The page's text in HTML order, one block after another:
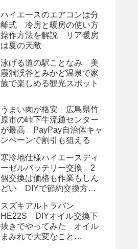
ハイエースのエアコンは分
離式 冷房と暖房の使い方
操作方法を解説 リア暖房
は夏の天敵
泳げる道の駅ことなみ 美
霞洞渓谷とみかど温泉で家
族で楽しめる観光スポット
うまい肉が格安 広島県竹
原市の峠下牛流通センター
が最高 PayPay自治体キャ
ンペーンで割引も狙える
寒冷地仕様ハイエースディ
ーゼルバッテリー交換 2
個交換は価格も作業もしん
どい DIYで節約交換方
スズキアルトラパン
HE22S DIYオイル交換下
抜きでやってみた オイル
まみれで大変なこと